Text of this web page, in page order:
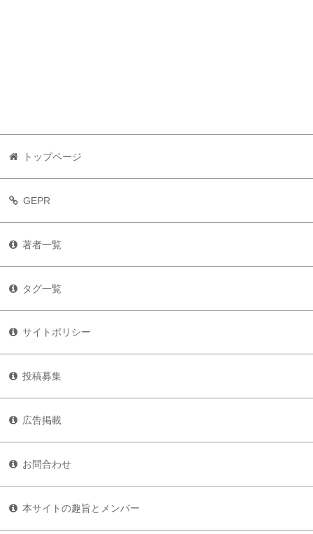
トップページ
GEPR
著者一覧
タグ一覧
サイトポリシー
投稿募集
広告掲載
お問合わせ
本サイトの趣旨とメンバー